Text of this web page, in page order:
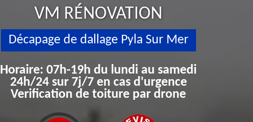
VM RÉNOVATION
Décapage de dallage Pyla Sur Mer
Horaire: 07h-19h du lundi au samedi
24h/24 sur 7j/7 en cas d'urgence
Verification de toiture par drone